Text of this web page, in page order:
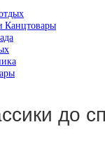
Канцтовары
до